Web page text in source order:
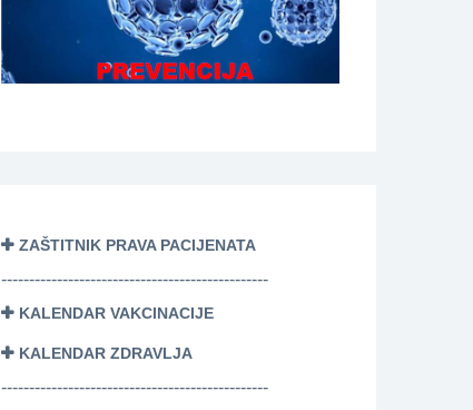
ZAŠTITNIK PRAVA PACIJENATA
------------------------------------------------
KALENDAR VAKCINACIJE
KALENDAR ZDRAVLJA
------------------------------------------------